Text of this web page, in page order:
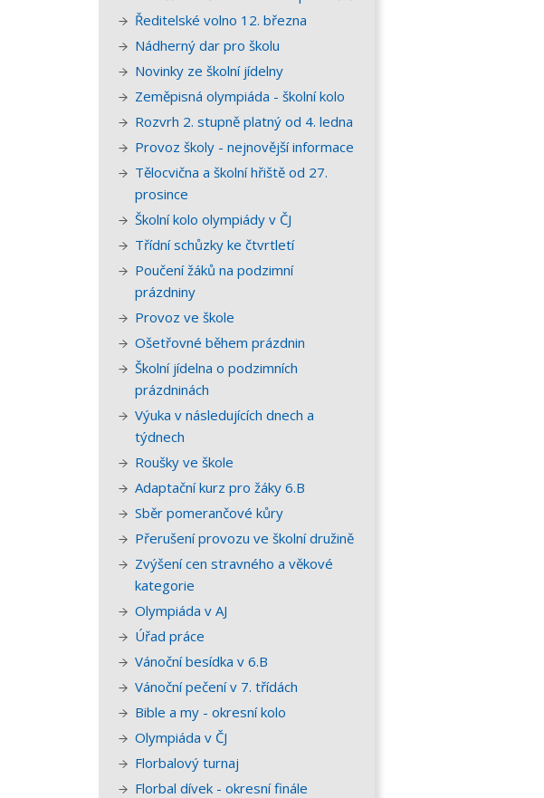
Ředitelské volno 12. března
Nádherný dar pro školu
Novinky ze školní jídelny
Zeměpisná olympiáda - školní kolo
Rozvrh 2. stupně platný od 4. ledna
Provoz školy - nejnovější informace
Tělocvična a školní hřiště od 27.
prosince
Školní kolo olympiády v ČJ
Třídní schůzky ke čtvrtletí
Poučení žáků na podzimní
prázdniny
Provoz ve škole
Ošetřovné během prázdnin
Školní jídelna o podzimních
prázdninách
Výuka v následujících dnech a
týdnech
Roušky ve škole
Adaptační kurz pro žáky 6.B
Sběr pomerančové kůry
Přerušení provozu ve školní družině
Zvýšení cen stravného a věkové
kategorie
Olympiáda v AJ
Úřad práce
Vánoční besídka v 6.B
Vánoční pečení v 7. třídách
Bible a my - okresní kolo
Olympiáda v ČJ
Florbalový turnaj
Florbal dívek - okresní finále